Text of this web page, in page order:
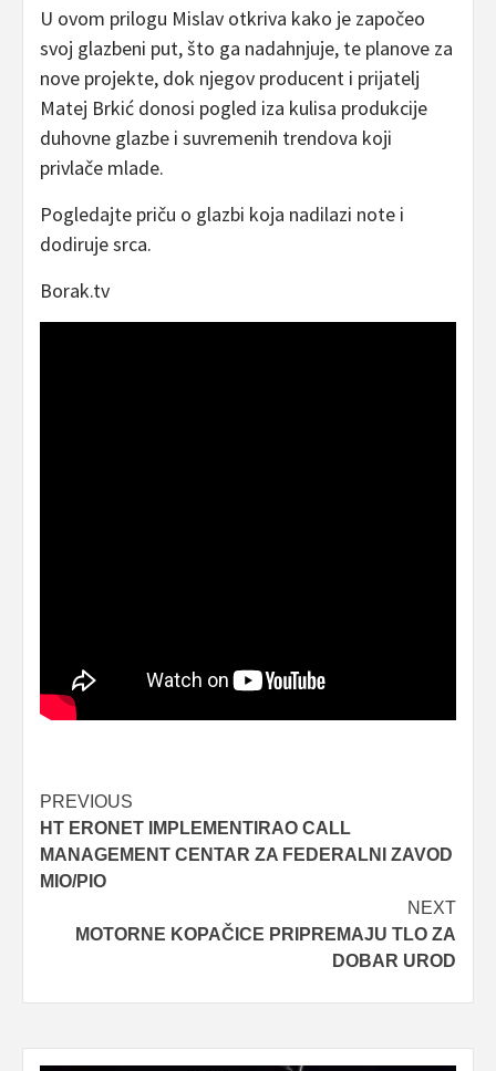
U ovom prilogu Mislav otkriva kako je započeo
svoj glazbeni put, što ga nadahnjuje, te planove za
nove projekte, dok njegov producent i prijatelj
Matej Brkić donosi pogled iza kulisa produkcije
duhovne glazbe i suvremenih trendova koji
privlače mlade.
Pogledajte priču o glazbi koja nadilazi note i
dodiruje srca.
Borak.tv
Post
navigation
PREVIOUS
HT ERONET IMPLEMENTIRAO CALL
MANAGEMENT CENTAR ZA FEDERALNI ZAVOD
MIO/PIO
NEXT
MOTORNE KOPAČICE PRIPREMAJU TLO ZA
DOBAR UROD